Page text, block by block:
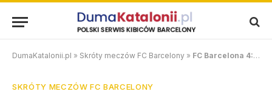
DumaKatalonii.pl » Skróty meczów FC Barcelony » FC Barcelona 4:0 Real Sociedad – skrót meczu: Utrzymujemy prowadzenie w lidze! (WIDEO)
SKRÓTY MECZÓW FC BARCELONY